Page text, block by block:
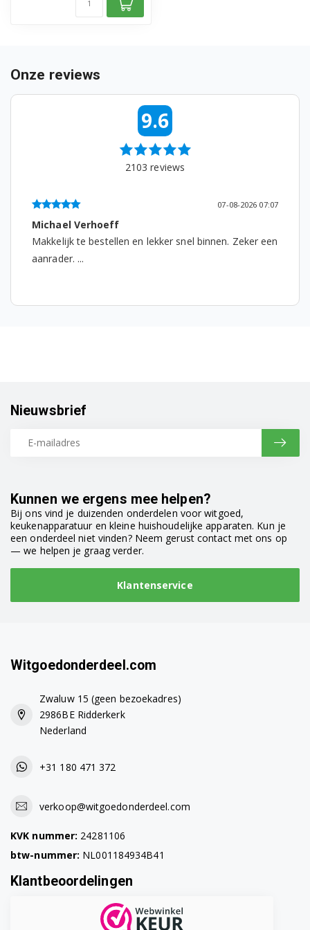
Bosch TES50221RW/09
Bosch TES50251DE/06
Bosch TES50251DE/07
Bosch TES50251DE/08
Bosch TES50251DE/09
Bosch TES50251DE/10
Bosch TES50321RW/12
Bosch TES50351DE/04
Bosch TES50351DE/05
Bosch TES50351DE/13
Bosch TES50351DE/15
Bosch TES503F1DE/10
Bosch TES503F1DE/11
Bosch TES503F1DE/15
Onze reviews
9.6
2103 reviews
07-08-2026 07:07
Michael Verhoeff
Makkelijk te bestellen en lekker snel binnen. Zeker een
aanrader. ...
Kunnen we ergens mee helpen?
Bij ons vind je duizenden onderdelen voor witgoed,
keukenapparatuur en kleine huishoudelijke apparaten. Kun je
een onderdeel niet vinden? Neem gerust contact met ons op
— we helpen je graag verder.
Klantenservice
Nieuwsbrief
Witgoedonderdeel.com
Zwaluw 15 (geen bezoekadres)
2986BE Ridderkerk
Nederland
+31 180 471 372
verkoop@witgoedonderdeel.com
KVK nummer: 24281106
btw-nummer: NL001184934B41
Klantbeoordelingen